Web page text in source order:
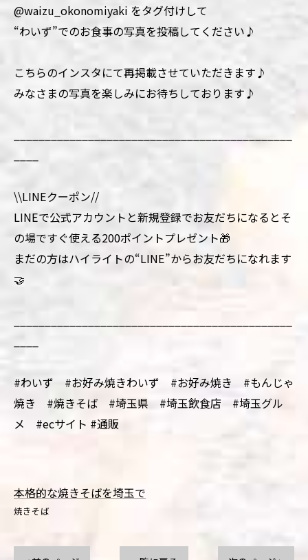
@waizu_okonomiyaki をタグ付けして
“わいず”でのお食事の写真を投稿してください♪
こちらのインスタにて再掲載させていただきます♪
みなさまの写真を楽しみにお待ちしております♪
\\LINEクーポン//
LINEで公式アカウントと新規登録でお友だちになるとそ
の場ですぐ使える200ポイントプレゼント🎁
まだの方はハイライトの“LINE”からお友だちになれます
🤝
#わいず #お好み焼きわいず #お好み焼き #もんじゃ
焼き #焼きそば #埼玉県 #埼玉飲食店 #埼玉グル
メ #ecサイト #通販
本格的な焼きそばを埼玉で
焼きそば